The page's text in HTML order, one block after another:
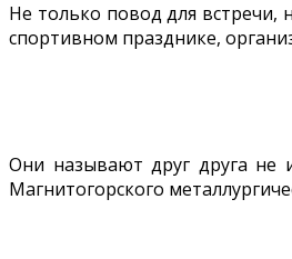
Не только повод для
спортивном празднике,
Они называют друг друга не
Магнитогорского